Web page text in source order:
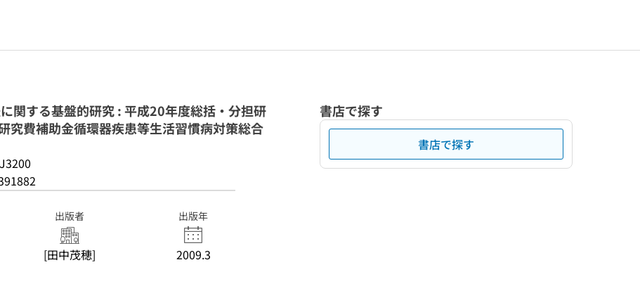
関する基盤的研究 : 平成20年度総括・分担研
究費補助金循環器疾患等生活習慣病対策総合
出版者
[田中茂穂]
出版年
2009.3
書店で探す
書店で探す